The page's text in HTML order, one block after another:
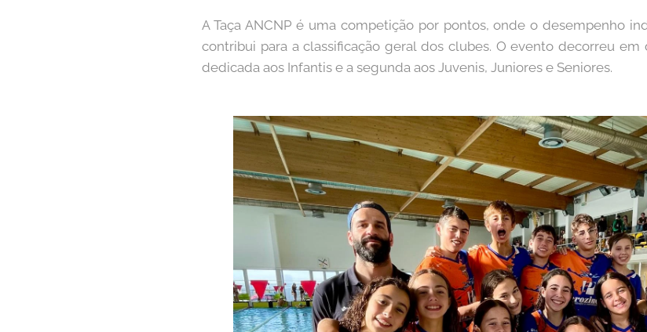
A Taça ANCNP é uma competição por pontos, onde o desempenho
contribui para a classificação geral dos clubes. O evento decorreu em
dedicada aos Infantis e a segunda aos Juvenis, Juniores e Seniores.